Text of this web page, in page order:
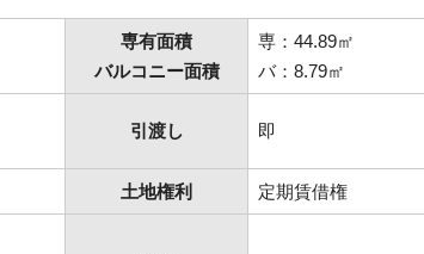
専有面積
バルコニー面積
専：44.89㎡
バ：8.79㎡
引渡し 即
土地権利 定期賃借権